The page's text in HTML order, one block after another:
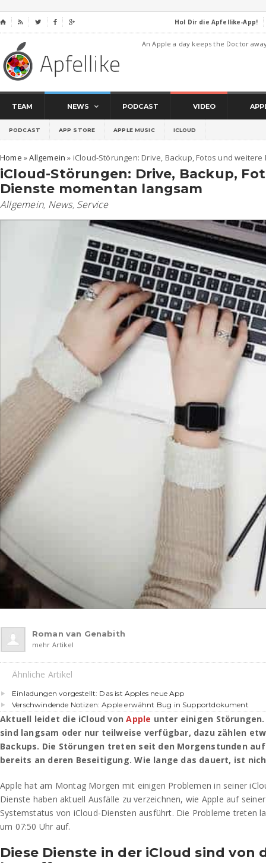
⌂     Hol Dir die Apfellike-App!
An Apple a day keeps the Doctor
TEAM NEWS PODCAST VIDEO
PODCAST APP STORE APPLE MUSIC ICLOUD
Home »Allgemein » iCloud-Störungen: Drive, Backup, Fotos und
iCloud-Störungen: Drive, Backup,
Dienste momentan langsam
Allgemein, News, Service
Roman van Genabith
mehr Artikel
Ähnliche Artikel
Einladungen vorgestellt: Das ist Apples neue App
Verschwindende Notizen: Apple erwähnt Bug in Supportdokument
Aktuell leidet die iCloud vonApple unter einigen
sind langsam oder nur teilweise verfügbar, dazu zählen
Backups. Die Störungen treten seit den Morgenstunden
bereits an deren Beseitigung. Wie lange das dauert, ist
Apple hat am Montag Morgen mit einigen Problemen in seiner
Dienste haben aktuell Ausfälle zu verzeichnen, wie Apple auf
Systemstatus von iCloud-Diensten ausführt. Die Probleme treten
um 07:50 Uhr auf.
Diese Dienste in der iCloud sind von